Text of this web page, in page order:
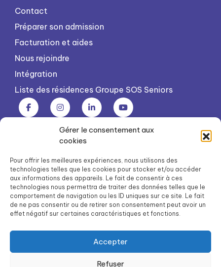
Gérer le consentement aux
cookies
Pour offrir les meilleures expériences, nous utilisons des
technologies telles que les cookies pour stocker et/ou accéder
aux informations des appareils. Le fait de consentir à ces
technologies nous permettra de traiter des données telles que le
comportement de navigation ou les ID uniques sur ce site. Le fait
de ne pas consentir ou de retirer son consentement peut avoir un
effet négatif sur certaines caractéristiques et fonctions.
Accepter
Refuser
Contact
Préparer son admission
Facturation et aides
Nous rejoindre
Intégration
Liste des résidences Groupe SOS Seniors
Groupe SOS Seniors est une association du Groupe SOS
dg.seniors@groupe-sos.org
ARPAVIE est une association du Groupe SOS